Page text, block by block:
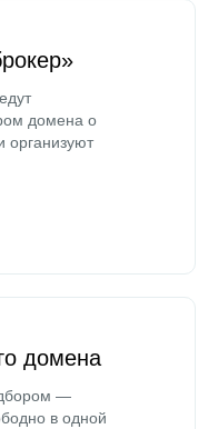
домена о
организуют
домена
—
в одной